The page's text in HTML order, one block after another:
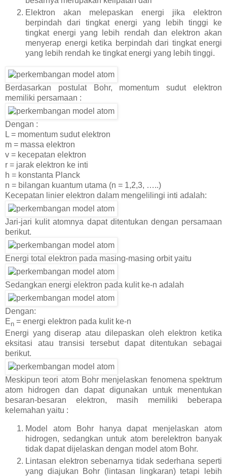
Elektron akan melepaskan energi jika elektron
berpindah dari tingkat energi yang lebih tinggi ke
tingkat energi yang lebih rendah dan elektron akan
menyerap energi ketika berpindah dari tingkat energi
yang lebih rendah ke tingkat energi yang lebih tinggi.
Berdasarkan postulat Bohr, momentum sudut elektron
memiliki persamaan :
Dengan :
L = momentum sudut elektron
m = massa elektron
v = kecepatan elektron
r = jarak elektron ke inti
h = konstanta Planck
n = bilangan kuantum utama (n = 1,2,3, …..)
Kecepatan linier elektron dalam mengelilingi inti adalah:
Jari-jari kulit atomnya dapat ditentukan dengan persamaan
berikut.
Energi total elektron pada masing-masing orbit yaitu
Sedangkan energi elektron pada kulit ke-n adalah
Dengan:
En = energi elektron pada kulit ke-n
Energi yang diserap atau dilepaskan oleh elektron ketika
eksitasi atau transisi tersebut dapat ditentukan sebagai
berikut.
Meskipun teori atom Bohr menjelaskan fenomena spektrum
atom hidrogen dan dapat digunakan untuk menentukan
besaran-besaran elektron, masih memiliki beberapa
kelemahan yaitu :
Model atom Bohr hanya dapat menjelaskan atom
hidrogen, sedangkan untuk atom berelektron banyak
tidak dapat dijelaskan dengan model atom Bohr.
Lintasan elektron sebenarnya tidak sederhana seperti
yang diajukan Bohr (lintasan lingkaran) tetapi lebih